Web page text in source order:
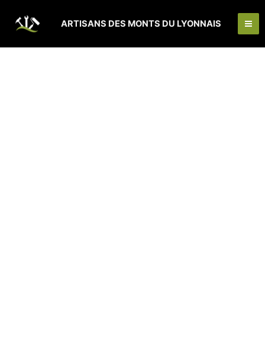
contenu
ARTISANS DES MONTS DU LYONNAIS
d’article